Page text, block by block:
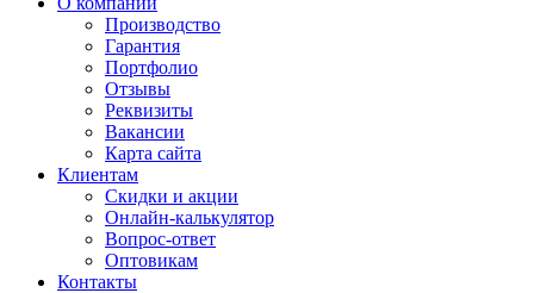
Производство
Гарантия
Портфолио
Отзывы
Реквизиты
Вакансии
Карта сайта
Клиентам
Скидки и акции
Онлайн-калькулятор
Вопрос-ответ
Оптовикам
Контакты